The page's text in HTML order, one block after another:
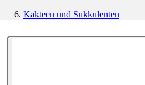
Kakteen und Sukkulenten